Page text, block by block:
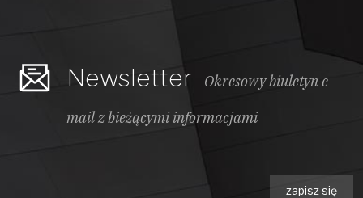
Newsletter
Okresowy biuletyn e-
mail z bieżącymi informacjami
zapisz się